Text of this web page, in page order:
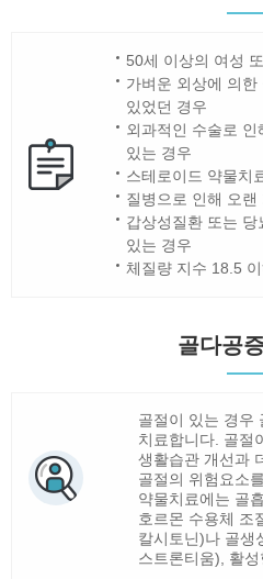
50세 이상의 여성
가벼운 외상에 의한
있었던 경우
외과적인 수술로 인
있는 경우
스테로이드 약물치
질병으로 인해 오
갑상성질환 또는 당
있는 경우
체질량 지수 18.5
골다공
골절이 있는 경우
치료합니다. 골절
생활습관 개선과
골절의 위험요소
약물치료에는 골
호르몬 수용체 조
칼시토닌)나 골생
스트론티움), 활